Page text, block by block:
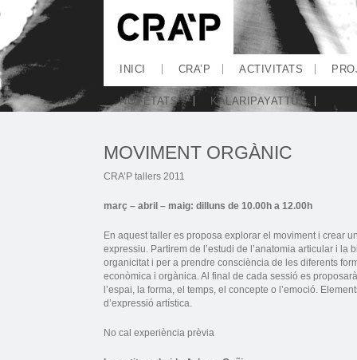
INICI CRA’P ACTIVITATS
NOVETATS KALARIPAYATTU
MOVIMENT ORGÀNIC
CRA’P tallers 2011
març – abril – maig: dilluns de 10.00h a 12.00h
En aquest taller es proposa explorar el moviment i crear
expressiu. Partirem de l’estudi de l’anatomia articular i
organicitat i per a prendre consciència de les diferents
econòmica i orgànica. Al final de cada sessió es
l’espai, la forma, el temps, el concepte o l’emoció.
d’expressió artística.
No cal experiència prèvia